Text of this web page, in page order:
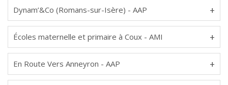
Dynam’&Co (Romans-sur-Isère) - AAP
Écoles maternelle et primaire à Coux - AMI
En Route Vers Anneyron - AAP